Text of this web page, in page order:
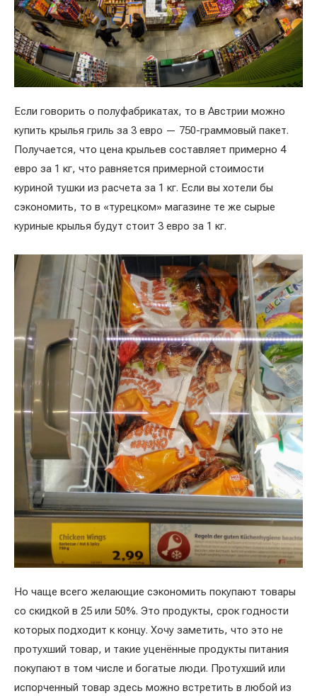
Если говорить о полуфабрикатах, то в Австрии можно
купить крылья гриль за 3 евро — 750-граммовый пакет.
Получается, что цена крыльев составляет примерно 4
евро за 1 кг, что равняется примерной стоимости
куриной тушки из расчета за 1 кг. Если вы хотели бы
сэкономить, то в «турецком» магазине те же сырые
куриные крылья будут стоит 3 евро за 1 кг.
Но чаще всего желающие сэкономить покупают товары
со скидкой в 25 или 50%. Это продукты, срок годности
которых подходит к концу. Хочу заметить, что это не
протухший товар, и такие уценённые продукты питания
покупают в том числе и богатые люди. Протухший или
испорченный товар здесь можно встретить в любой из